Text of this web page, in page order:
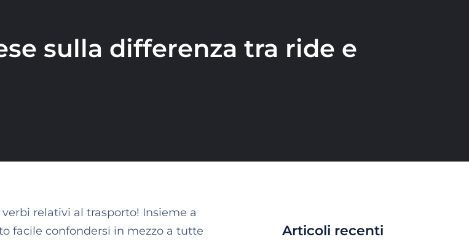
sulla differenza tra ride e
relativi al trasporto! Insieme a
facile confondersi in mezzo a tutte
Articoli recenti